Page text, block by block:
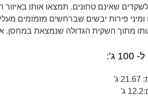
שאינם טחונים. תמצאו אותו באיזור
פירות יבשים שברחשים מזמזמים
מתוך השקית הגדולה שנמצאת במחסן.
ג':